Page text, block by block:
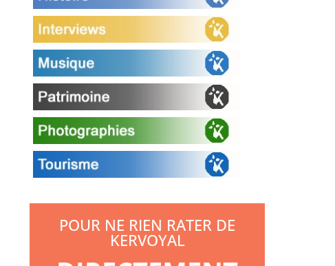
POUR NE RIEN RATER DE
KERVOYAL